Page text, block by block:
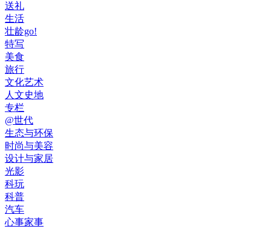
送礼
生活
壮龄go!
特写
美食
旅行
文化艺术
人文史地
专栏
@世代
生态与环保
时尚与美容
设计与家居
光影
科玩
科普
汽车
心事家事